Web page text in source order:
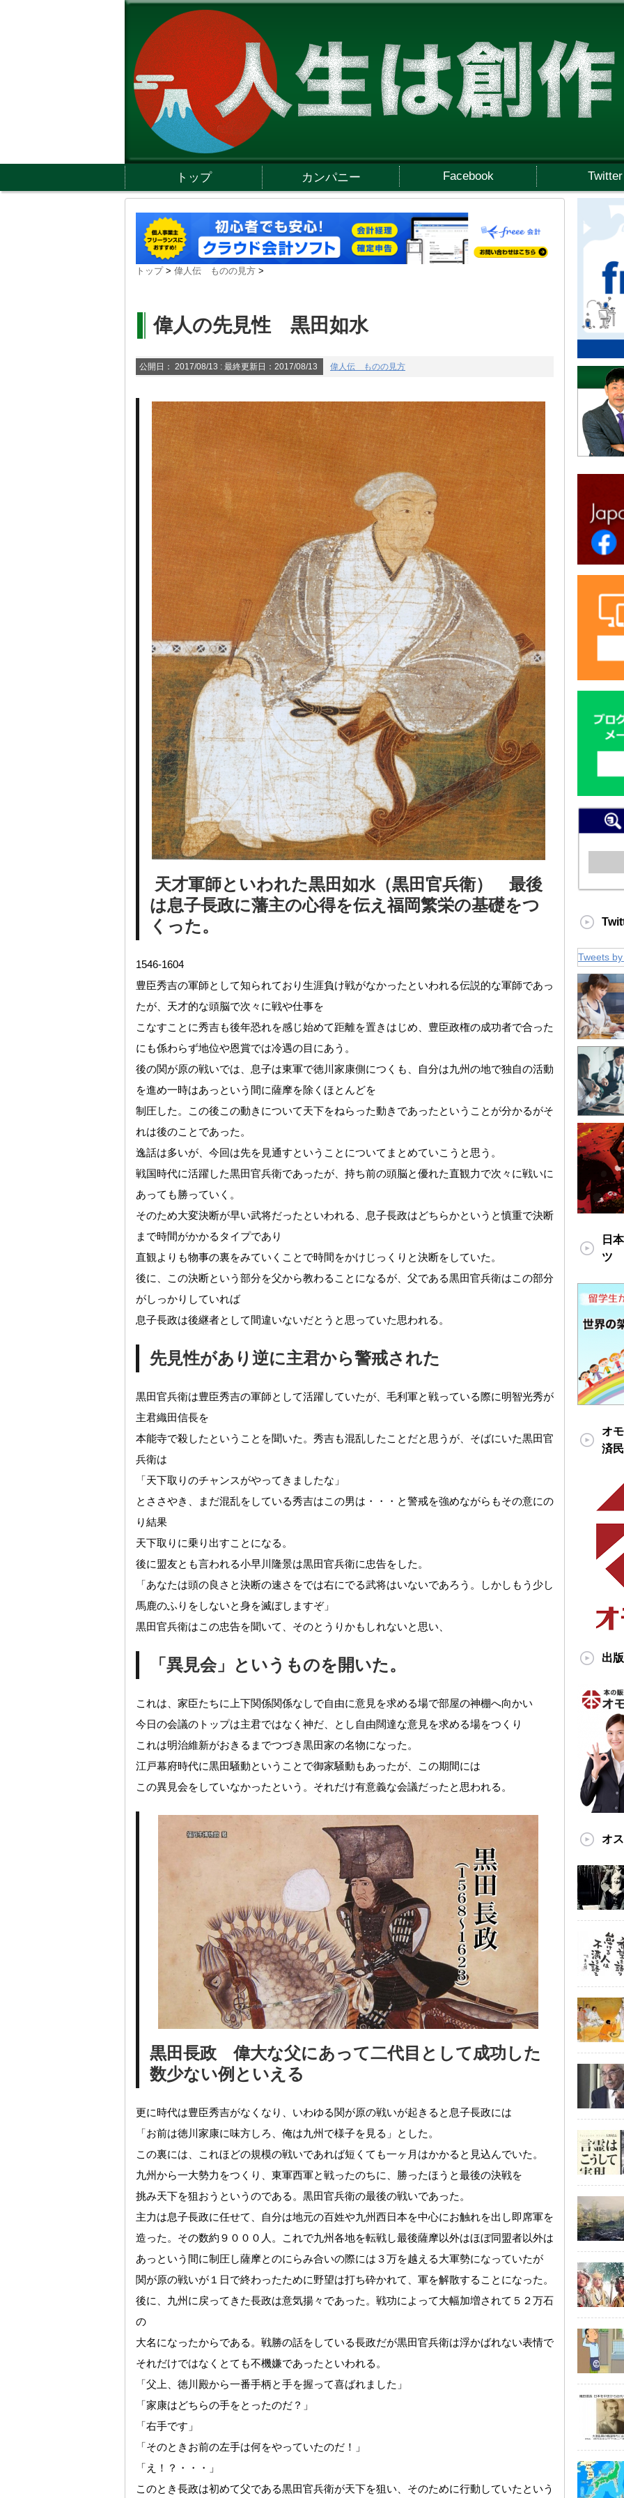
トップ カンパニー Facebook Twitter
トップ > 偉人伝 ものの見方 >
偉人の先見性 黒田如水
公開日： 2017/08/13 : 最終更新日：2017/08/13 偉人伝 ものの見方
天才軍師といわれた黒田如水（黒田官兵衛） 最後
は息子長政に藩主の心得を伝え福岡繁栄の基礎をつ
くった。
1546-1604
豊臣秀吉の軍師として知られており生涯負け戦がなかったといわれる伝説的な軍師であっ
たが、天才的な頭脳で次々に戦や仕事を
こなすことに秀吉も後年恐れを感じ始めて距離を置きはじめ、豊臣政権の成功者で合った
にも係わらず地位や恩賞では冷遇の目にあう。
後の関が原の戦いでは、息子は東軍で徳川家康側につくも、自分は九州の地で独自の活動
を進め一時はあっという間に薩摩を除くほとんどを
制圧した。この後この動きについて天下をねらった動きであったということが分かるがそ
れは後のことであった。
逸話は多いが、今回は先を見通すということについてまとめていこうと思う。
戦国時代に活躍した黒田官兵衛であったが、持ち前の頭脳と優れた直観力で次々に戦いに
あっても勝っていく。
そのため大変決断が早い武将だったといわれる、息子長政はどちらかというと慎重で決断
まで時間がかかるタイプであり
直観よりも物事の裏をみていくことで時間をかけじっくりと決断をしていた。
後に、この決断という部分を父から教わることになるが、父である黒田官兵衛はこの部分
がしっかりしていれば
息子長政は後継者として間違いないだとうと思っていた思われる。
先見性があり逆に主君から警戒された
黒田官兵衛は豊臣秀吉の軍師として活躍していたが、毛利軍と戦っている際に明智光秀が
主君織田信長を
本能寺で殺したということを聞いた。秀吉も混乱したことだと思うが、そばにいた黒田官
兵衛は
「天下取りのチャンスがやってきましたな」
とささやき、まだ混乱をしている秀吉はこの男は・・・と警戒を強めながらもその意にの
り結果
天下取りに乗り出すことになる。
後に盟友とも言われる小早川隆景は黒田官兵衛に忠告をした。
「あなたは頭の良さと決断の速さをでは右にでる武将はいないであろう。しかしもう少し
馬鹿のふりをしないと身を滅ぼしますぞ」
黒田官兵衛はこの忠告を聞いて、そのとうりかもしれないと思い、
「異見会」というものを開いた。
これは、家臣たちに上下関係関係なしで自由に意見を求める場で部屋の神棚へ向かい
今日の会議のトップは主君ではなく神だ、とし自由闊達な意見を求める場をつくり
これは明治維新がおきるまでつづき黒田家の名物になった。
江戸幕府時代に黒田騒動ということで御家騒動もあったが、この期間には
この異見会をしていなかったという。それだけ有意義な会議だったと思われる。
黒田長政 偉大な父にあって二代目として成功した
数少ない例といえる
更に時代は豊臣秀吉がなくなり、いわゆる関が原の戦いが起きると息子長政には
「お前は徳川家康に味方しろ、俺は九州で様子を見る」とした。
この裏には、これほどの規模の戦いであれば短くても一ヶ月はかかると見込んでいた。
九州から一大勢力をつくり、東軍西軍と戦ったのちに、勝ったほうと最後の決戦を
挑み天下を狙おうというのである。黒田官兵衛の最後の戦いであった。
主力は息子長政に任せて、自分は地元の百姓や九州西日本を中心にお触れを出し即席軍を
造った。その数約９０００人。これで九州各地を転戦し最後薩摩以外はほぼ同盟者以外は
あっという間に制圧し薩摩とのにらみ合いの際には３万を越える大軍勢になっていたが
関が原の戦いが１日で終わったために野望は打ち砕かれて、軍を解散することになった。
後に、九州に戻ってきた長政は意気揚々であった。戦功によって大幅加増されて５２万石
の
大名になったからである。戦勝の話をしている長政だが黒田官兵衛は浮かばれない表情で
それだけではなくとても不機嫌であったといわれる。
「父上、徳川殿から一番手柄と手を握って喜ばれました」
「家康はどちらの手をとったのだ？」
「右手です」
「そのときお前の左手は何をやっていたのだ！」
「え！？・・・」
このとき長政は初めて父である黒田官兵衛が天下を狙い、そのために行動していたという
Tweets
日
ツ
オ
済民
出
オ